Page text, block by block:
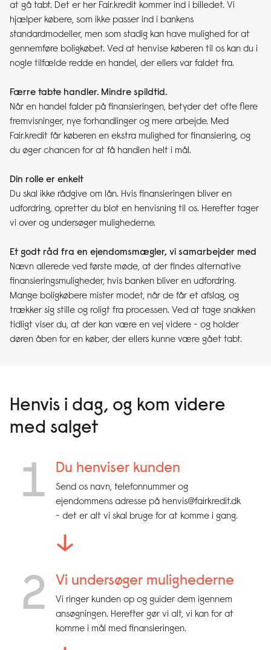
at gå tabt. Det er her Fair.kredit kommer ind i billedet. Vi
hjælper købere, som ikke passer ind i bankens
standardmodeller, men som stadig kan have mulighed for at
gennemføre boligkøbet. Ved at henvise køberen til os kan du i
nogle tilfælde redde en handel, der ellers var faldet fra.
Færre tabte handler. Mindre spildtid.
Når en handel falder på finansieringen, betyder det ofte flere
fremvisninger, nye forhandlinger og mere arbejde. Med
Fair.kredit får køberen en ekstra mulighed for finansiering, og
du øger chancen for at få handlen helt i mål.
Din rolle er enkelt
Du skal ikke rådgive om lån. Hvis finansieringen bliver en
udfordring, opretter du blot en henvisning til os. Herefter tager
vi over og undersøger mulighederne.
Et godt råd fra en ejendomsmægler, vi samarbejder med
Nævn allerede ved første møde, at der findes alternative
finansieringsmuligheder, hvis banken bliver en udfordring.
Mange boligkøbere mister modet, når de får et afslag, og
trækker sig stille og roligt fra processen. Ved at tage snakken
tidligt viser du, at der kan være en vej videre - og holder
døren åben for en køber, der ellers kunne være gået tabt.
Henvis i dag, og kom videre
med salget
1 Du henviser kunden
Send os navn, telefonnummer og
ejendommens adresse på henvis@fairkredit.dk
- det er alt vi skal bruge for at komme i gang.
↓
2 Vi undersøger mulighederne
Vi ringer kunden op og guider dem igennem
ansøgningen. Herefter gør vi alt, vi kan for at
komme i mål med finansieringen.